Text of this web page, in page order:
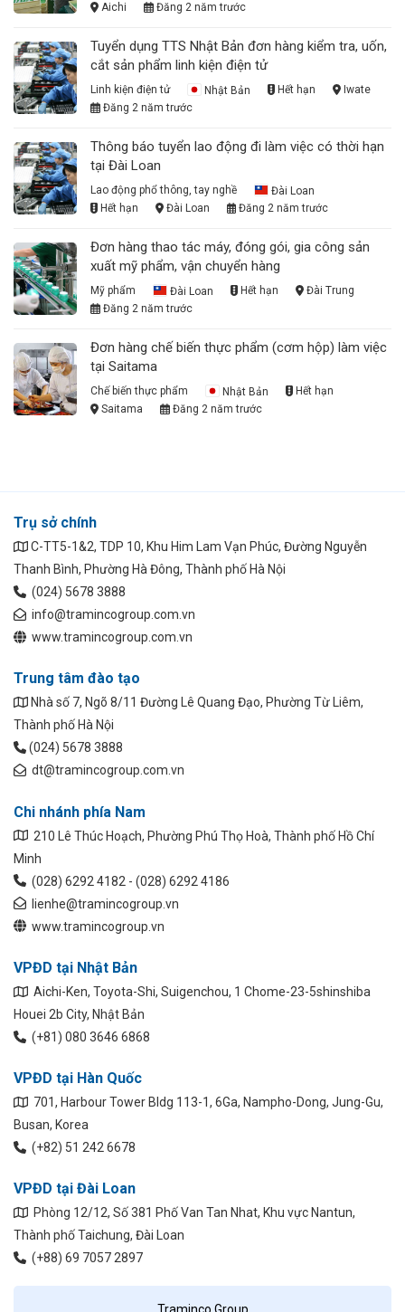
Aichi
Đăng 2 năm trước
Tuyển dụng TTS Nhật Bản đơn hàng kiểm tra, uốn,
cắt sản phẩm linh kiện điện tử
Linh kiện điện tử Nhật Bản Hết hạn
Iwate
Đăng 2 năm trước
Thông báo tuyển lao động đi làm việc có thời hạn
tại Đài Loan
Lao động phổ thông, tay nghề
Đài Loan
Hết hạn
Đài Loan Đăng 2 năm trước
Đơn hàng thao tác máy, đóng gói, gia công sản
xuất mỹ phẩm, vận chuyển hàng
Mỹ phẩm Đài Loan Hết hạn
Đài Trung
Đăng 2 năm trước
Đơn hàng chế biến thực phẩm (cơm hộp) làm việc
tại Saitama
Chế biến thực phẩm Nhật Bản
Hết hạn
Saitama
Đăng 2 năm trước
Trụ sở chính
C-TT5-1&2, TDP 10, Khu Him Lam Vạn Phúc, Đường Nguyễn
Thanh Bình, Phường Hà Đông, Thành phố Hà Nội
(024) 5678 3888
info@tramincogroup.com.vn
www.tramincogroup.com.vn
Trung tâm đào tạo
Nhà số 7, Ngõ 8/11 Đường Lê Quang Đạo, Phường Từ Liêm,
Thành phố Hà Nội
(024) 5678 3888
dt@tramincogroup.com.vn
Chi nhánh phía Nam
210 Lê Thúc Hoạch, Phường Phú Thọ Hoà, Thành phố Hồ Chí
Minh
(028) 6292 4182 - (028) 6292 4186
lienhe@tramincogroup.vn
www.tramincogroup.vn
VPĐD tại Nhật Bản
Aichi-Ken, Toyota-Shi, Suigenchou, 1 Chome-23-5shinshiba
Houei 2b City, Nhật Bản
(+81) 080 3646 6868
VPĐD tại Hàn Quốc
701, Harbour Tower Bldg 113-1, 6Ga, Nampho-Dong, Jung-Gu,
Busan, Korea
(+82) 51 242 6678
VPĐD tại Đài Loan
Phòng 12/12, Số 381 Phố Van Tan Nhat, Khu vực Nantun,
Thành phố Taichung, Đài Loan
(+88) 69 7057 2897